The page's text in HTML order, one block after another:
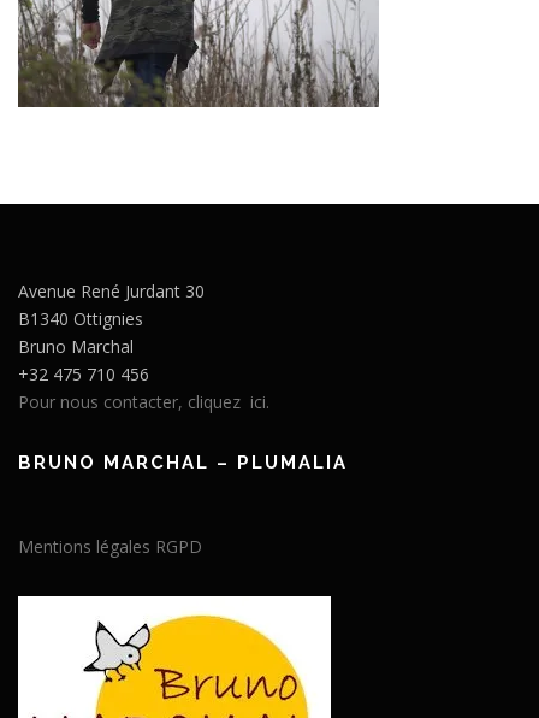
Avenue René Jurdant 30
B1340 Ottignies
Bruno Marchal
+32 475 710 456
Pour nous contacter, cliquez ici.
BRUNO MARCHAL – PLUMALIA
Mentions légales RGPD